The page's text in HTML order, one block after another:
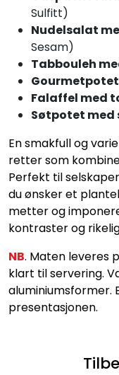
Sulfitt)
Nudelsalat
Sesam)
Tabbouleh
Falaffel med
Søtpotet med
En smakfull og
retter som
Perfekt til
du ønsker et
metter og
kontraster og
NB. Maten leveres
klart til servering.
aluminiumsformer.
presentasjonen.
Minnestund
Påsmurt
Konditori
Grillmat